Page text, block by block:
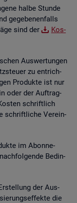
halbe Stun­de
ge­ge­be­nen­falls
sind der
Kos­
Aus­wer­tun­gen
zu ent­rich­
Pro­duk­te ist nur
oder der Auf­trag­
schrift­lich
schrift­li­che Ver­ein­
im Abon­ne­
Be­din­
der Aus­
die